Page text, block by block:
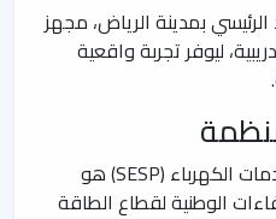
بمدينة الرياض، مجهز
ليوفر تجربة واقعية
المعهد السعودي التقني لخدمات الكهرباء (SESP) هو
الوطنية لقطاع الطاقة